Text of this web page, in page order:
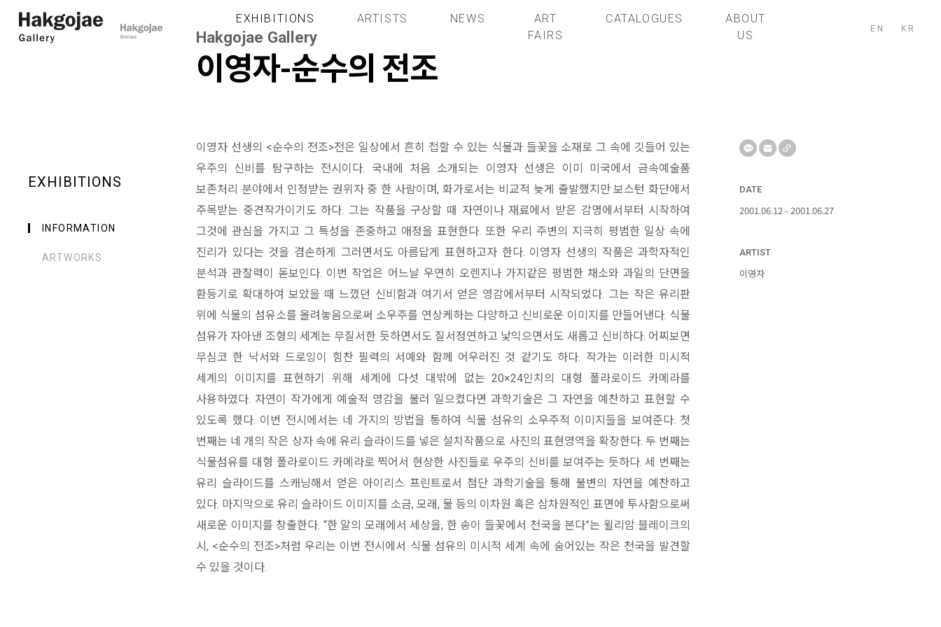
EXHIBITIONS ARTISTS NEWS
ART
FAIRS
CATALOGUES
ABOUT
US
EN KR
EXHIBITIONS
INFORMATION
ARTWORKS
Hakgojae Gallery
이영자-순수의 전조
이영자 선생의 <순수의 전조>전은 일상에서 흔히 접할 수 있는 식물과 들꽃을 소재로 그 속에 깃들어 있는
우주의 신비를 탐구하는 전시이다. 국내에 처음 소개되는 이영자 선생은 이미 미국에서 금속예술품
보존처리 분야에서 인정받는 권위자 중 한 사람이며, 화가로서는 비교적 늦게 출발했지만 보스턴 화단에서
주목받는 중견작가이기도 하다. 그는 작품을 구상할 때 자연이나 재료에서 받은 감명에서부터 시작하여
그것에 관심을 가지고 그 특성을 존중하고 애정을 표현한다. 또한 우리 주변의 지극히 평범한 일상 속에
진리가 있다는 것을 겸손하게 그러면서도 아름답게 표현하고자 한다. 이영자 선생의 작품은 과학자적인
분석과 관찰력이 돋보인다. 이번 작업은 어느날 우연히 오렌지나 가지같은 평범한 채소와 과일의 단면을
환등기로 확대하여 보았을 때 느꼈던 신비함과 여기서 얻은 영감에서부터 시작되었다. 그는 작은 유리판
위에 식물의 섬유소를 올려놓음으로써 소우주를 연상케하는 다양하고 신비로운 이미지를 만들어낸다. 식물
섬유가 자아낸 조형의 세계는 무질서한 듯하면서도 질서정연하고 낯익으면서도 새롭고 신비하다. 어찌보면
무심코 한 낙서와 드로잉이 힘찬 필력의 서예와 함께 어우러진 것 같기도 하다. 작가는 이러한 미시적
세계의 이미지를 표현하기 위해 세계에 다섯 대밖에 없는 20×24인치의 대형 폴라로이드 카메라를
사용하였다. 자연이 작가에게 예술적 영감을 불러 일으켰다면 과학기술은 그 자연을 예찬하고 표현할 수
있도록 했다. 이번 전시에서는 네 가지의 방법을 통하여 식물 섬유의 소우주적 이미지들을 보여준다. 첫
번째는 네 개의 작은 상자 속에 유리 슬라이드를 넣은 설치작품으로 사진의 표현영역을 확장한다. 두 번째는
식물섬유를 대형 폴라로이드 카메라로 찍어서 현상한 사진들로 우주의 신비를 보여주는 듯하다. 세 번째는
유리 슬라이드를 스캐닝해서 얻은 아이리스 프린트로서 첨단 과학기술을 통해 불변의 자연을 예찬하고
있다. 마지막으로 유리 슬라이드 이미지를 소금, 모래, 물 등의 이차원 혹은 삼차원적인 표면에 투사함으로써
새로운 이미지를 창출한다. “한 알의 모래에서 세상을, 한 송이 들꽃에서 천국을 본다”는 윌리암 블레이크의
시, <순수의 전조>처럼 우리는 이번 전시에서 식물 섬유의 미시적 세계 속에 숨어있는 작은 천국을 발견할
수 있을 것이다.
DATE
2001.06.12 - 2001.06.27
ARTIST
이영자